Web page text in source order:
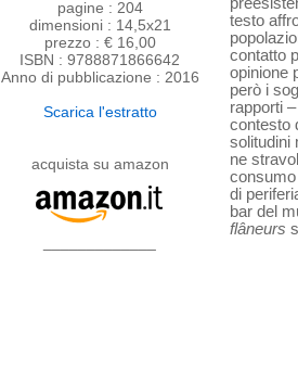
pagine : 204
dimensioni : 14,5x21
prezzo : € 16,00
ISBN : 9788871866642
Anno di pubblicazione : 2016
Scarica l'estratto
acquista su amazon
testo
contatto
opinione
però i
rapporti
contesto
solitudini
ne
consumo
di
bar del
flâneurs